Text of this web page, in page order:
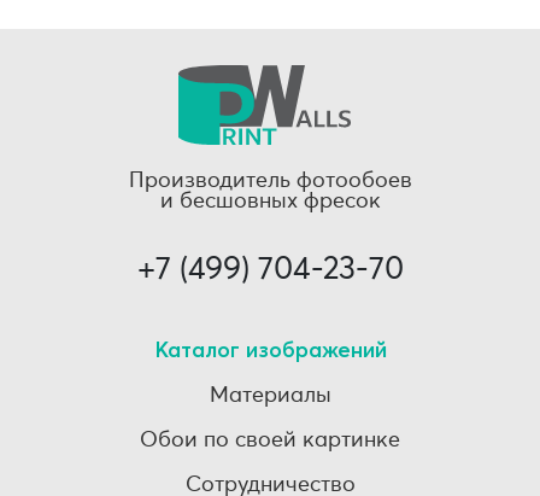
Производитель фотообоев
и бесшовных фресок
+7 (499) 704-23-70
Каталог изображений
Материалы
Обои по своей картинке
Сотрудничество